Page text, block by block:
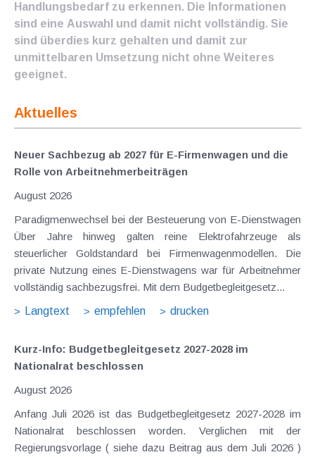
Handlungsbedarf zu erkennen. Die Informationen
sind eine Auswahl und damit nicht vollständig. Sie
sind überdies kurz gehalten und damit zur
unmittelbaren Umsetzung nicht ohne Weiteres
geeignet.
Aktuelles
Neuer Sachbezug ab 2027 für E-Firmenwagen und die
Rolle von Arbeitnehmer​­beiträgen
August 2026
Paradigmenwechsel bei der Besteuerung von E-Dienstwagen
Über Jahre hinweg galten reine Elektrofahrzeuge als
steuerlicher Goldstandard bei Firmenwagenmodellen. Die
private Nutzung eines E-Dienstwagens war für Arbeitnehmer
vollständig sachbezugsfrei. Mit dem Budgetbegleitgesetz...
Langtext
empfehlen drucken
Kurz-Info: Budgetbegleitgesetz 2027-2028 im
Nationalrat beschlossen
August 2026
Anfang Juli 2026 ist das Budgetbegleitgesetz 2027-2028 im
Nationalrat beschlossen worden. Verglichen mit der
Regierungsvorlage ( siehe dazu Beitrag aus dem Juli 2026 )